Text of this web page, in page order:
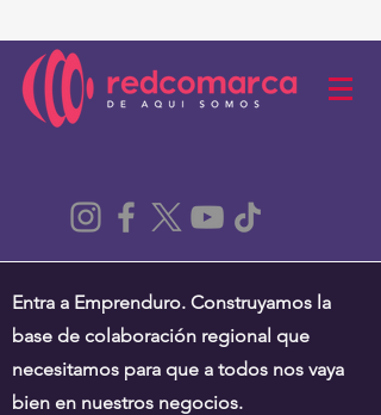
Entra a Emprenduro. Construyamos la
base de colaboración regional que
necesitamos para que a todos nos vaya
bien en nuestros negocios.